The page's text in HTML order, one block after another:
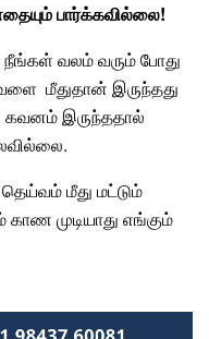
பார்க்கவில்லை!
வலம் வரும் போது
மீதுதான் இருந்தது
கவனம் இருந்ததால்
தெய்வம்மீது மட்டும்
முடியாது எங்கும்